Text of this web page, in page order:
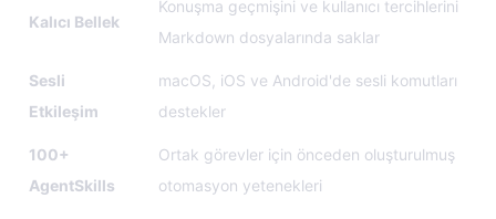
Kalıcı Bellek
Konuşma geçmişini ve kullanıcı tercihlerini
Markdown dosyalarında saklar
Sesli
Etkileşim
macOS, iOS ve Android'de sesli komutları
destekler
100+
AgentSkills
Ortak görevler için önceden oluşturulmuş
otomasyon yetenekleri